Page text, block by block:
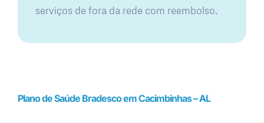
serviços de fora da rede com reembolso.
Plano de Saúde Bradesco em Cacimbinhas – AL